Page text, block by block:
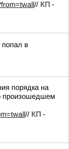
// КП -
попал в
порядка на
произошедшем
// КП -